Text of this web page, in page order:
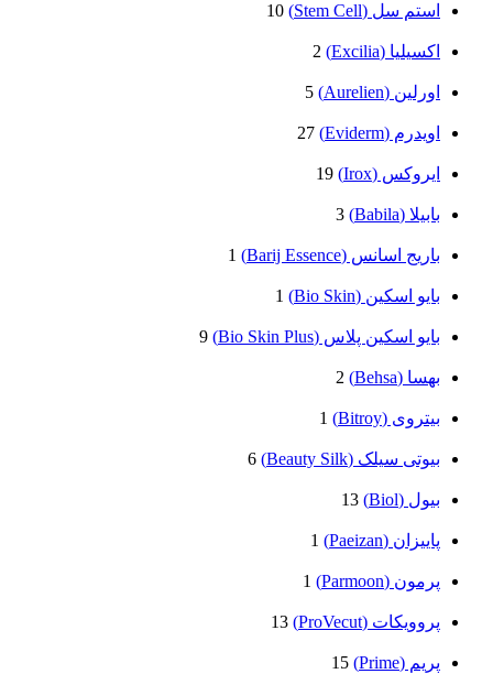
استم سل (Stem Cell) 10
اکسیلیا (Excilia) 2
اورلین (Aurelien) 5
اویدرم (Eviderm) 27
ایروکس (Irox) 19
بابیلا (Babila) 3
باریج اسانس (Barij Essence) 1
بایو اسکین (Bio Skin) 1
بایو اسکین پلاس (Bio Skin Plus) 9
بهسا (Behsa) 2
بیتروی (Bitroy) 1
بیوتی سیلک (Beauty Silk) 6
بیول (Biol) 13
پاییزان (Paeizan) 1
پرمون (Parmoon) 1
پروویکات (ProVecut) 13
پریم (Prime) 15